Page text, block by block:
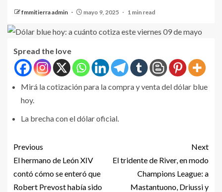
fmmitierra admin mayo 9, 2025 1 min read
Spread the love
Mirá la cotización para la compra y venta del dólar blue
hoy.
La brecha con el dólar oficial.
Previous
El hermano de León XIV
contó cómo se enteró que
Robert Prevost había sido
Next
El tridente de River, en modo
Champions League: a
Mastantuono, Driussi y